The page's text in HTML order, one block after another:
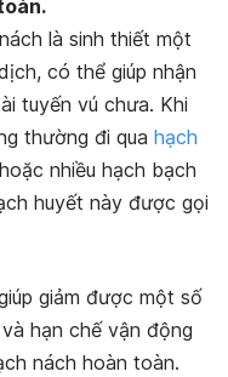
là sinh thiết một
có thể giúp nhận
tuyến vú chưa. Khi
thường đi qua hạch
nhiều hạch bạch
huyết này được gọi
giảm được một số
hạn chế vận động
nách hoàn toàn.